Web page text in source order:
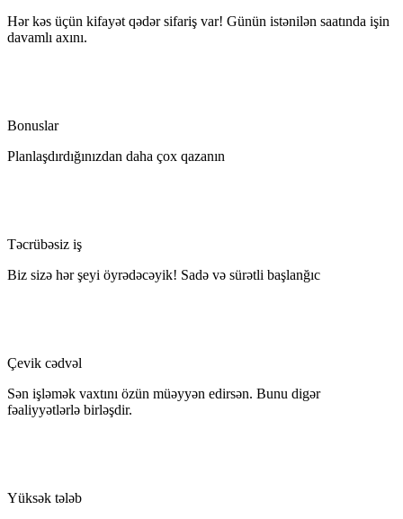
Hər kəs üçün kifayət qədər sifariş var! Günün istənilən saatında işin
davamlı axını.
Bonuslar
Planlaşdırdığınızdan daha çox qazanın
Təcrübəsiz iş
Biz sizə hər şeyi öyrədəcəyik! Sadə və sürətli başlanğıc
Çevik cədvəl
Sən işləmək vaxtını özün müəyyən edirsən. Bunu digər
fəaliyyətlərlə birləşdir.
Yüksək tələb